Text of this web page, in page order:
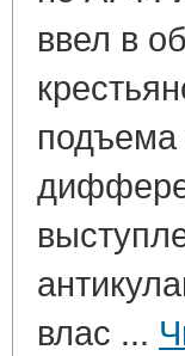
ввел в
подъема
влас ...